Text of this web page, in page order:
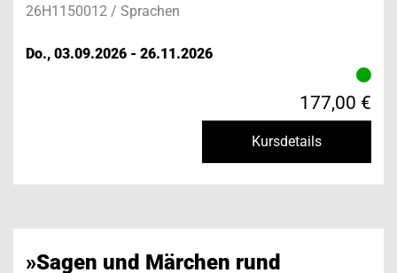
26H1150012 / Sprachen
Do., 03.09.2026 - 26.11.2026
177,00 €
Kursdetails
»Sagen und Märchen rund